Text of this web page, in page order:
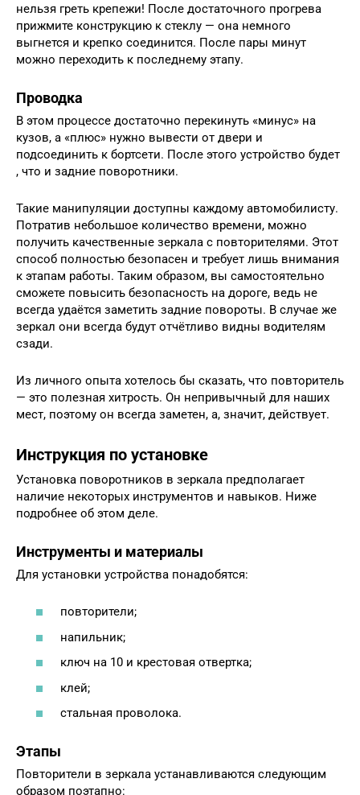
нельзя греть крепежи! После достаточного прогрева
прижмите конструкцию к стеклу — она немного
выгнется и крепко соединится. После пары минут
можно переходить к последнему этапу.
Проводка
В этом процессе достаточно перекинуть «минус» на
кузов, а «плюс» нужно вывести от двери и
подсоединить к бортсети. После этого устройство будет
, что и задние поворотники.
Такие манипуляции доступны каждому автомобилисту.
Потратив небольшое количество времени, можно
получить качественные зеркала с повторителями. Этот
способ полностью безопасен и требует лишь внимания
к этапам работы. Таким образом, вы самостоятельно
сможете повысить безопасность на дороге, ведь не
всегда удаётся заметить задние повороты. В случае же
зеркал они всегда будут отчётливо видны водителям
сзади.
Из личного опыта хотелось бы сказать, что повторитель
— это полезная хитрость. Он непривычный для наших
мест, поэтому он всегда заметен, а, значит, действует.
Инструкция по установке
Установка поворотников в зеркала предполагает
наличие некоторых инструментов и навыков. Ниже
подробнее об этом деле.
Инструменты и материалы
Для установки устройства понадобятся:
повторители;
напильник;
ключ на 10 и крестовая отвертка;
клей;
стальная проволока.
Этапы
Повторители в зеркала устанавливаются следующим
образом поэтапно: